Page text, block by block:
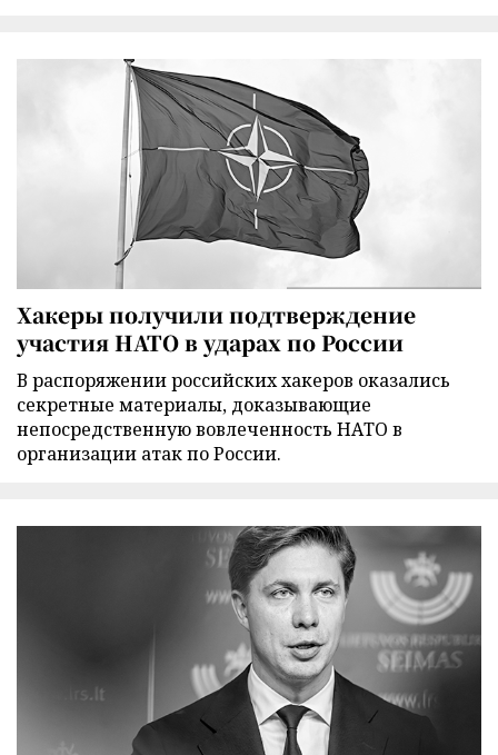
Хакеры получили подтверждение
участия НАТО в ударах по России
В распоряжении российских хакеров оказались
секретные материалы, доказывающие
непосредственную вовлеченность НАТО в
организации атак по России.